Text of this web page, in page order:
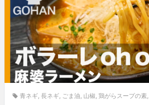
青ネギ, 長ネギ, ごま油, 山椒, 鶏がらスープの素,